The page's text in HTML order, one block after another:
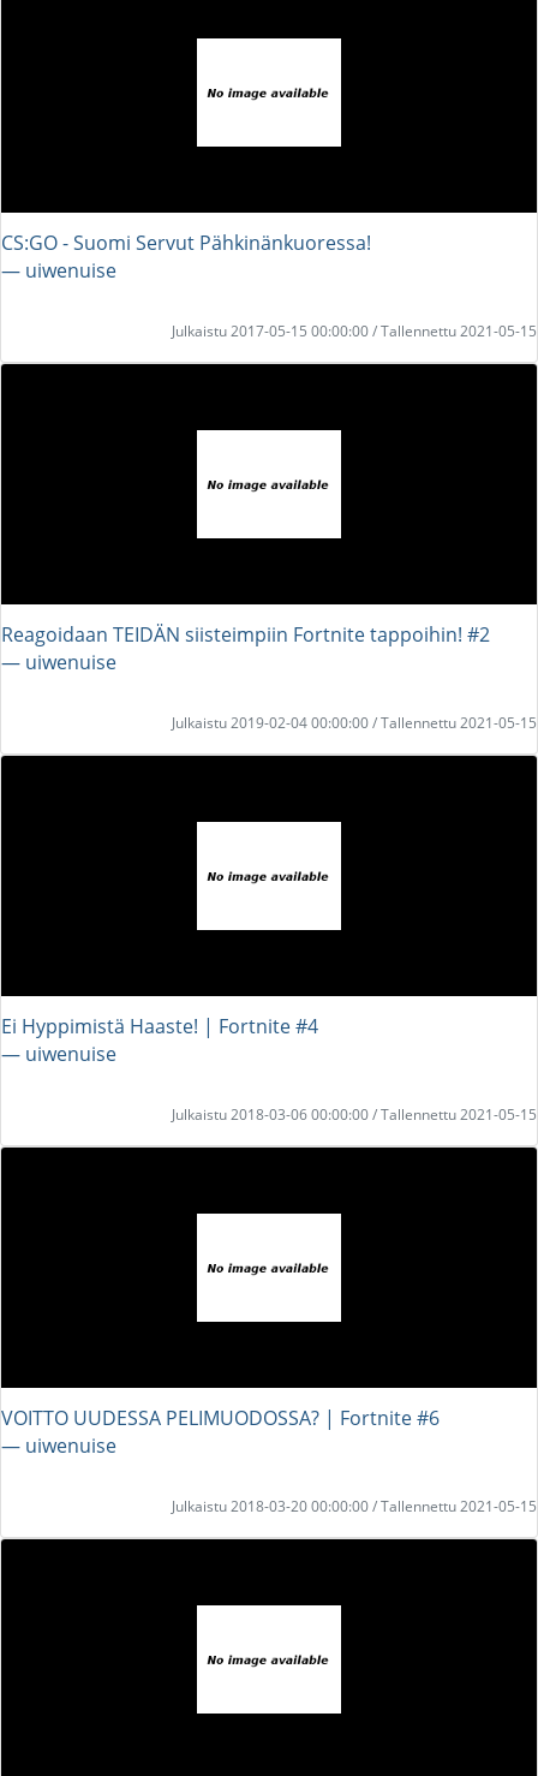
CS:GO - Suomi Servut Pähkinänkuoressa!
― uiwenuise
Julkaistu 2017-05-15 00:00:00 / Tallennettu 2021-05-15
Reagoidaan TEIDÄN siisteimpiin Fortnite tappoihin! #2
― uiwenuise
Julkaistu 2019-02-04 00:00:00 / Tallennettu 2021-05-15
Ei Hyppimistä Haaste! | Fortnite #4
― uiwenuise
Julkaistu 2018-03-06 00:00:00 / Tallennettu 2021-05-15
VOITTO UUDESSA PELIMUODOSSA? | Fortnite #6
― uiwenuise
Julkaistu 2018-03-20 00:00:00 / Tallennettu 2021-05-15